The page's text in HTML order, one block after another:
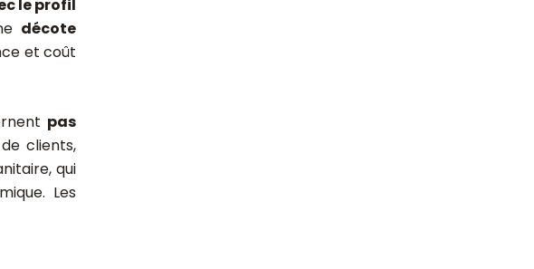
le profil
décote
et coût
pas
clients,
qui
Les